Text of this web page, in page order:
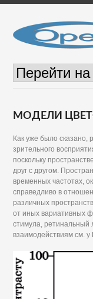
МОДЕЛИ
Как уже было сказано,
зрительного
поскольку
друг с другом.
временных частотах,
справедливо в
различных
от иных вариативных
стимула, ретинальный
взаимодействиям см.